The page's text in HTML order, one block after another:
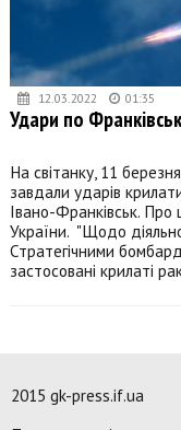
12.03.2022 01:35
Удари по
На світанку, 11
завдали ударів
Івано-Франківськ.
України. "Щодо
Стратегічними
застосовані крилаті
2015 gk-press.if.ua